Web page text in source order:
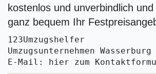
kostenlos und unverbindlich
ganz bequem Ihr
123Umzugshelfer
Umzugsunternehmen
E-Mail: hier zum